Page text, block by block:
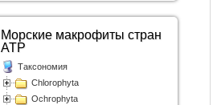
Морские макрофиты стран
АТР
Таксономия
Chlorophyta
Ochrophyta